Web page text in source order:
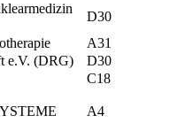
D30
A31
e.V. (DRG)
D30
C18
A4